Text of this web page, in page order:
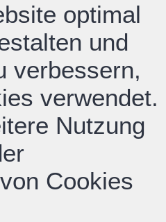
optimal
und
verbessern,
verwendet.
Nutzung
Cookies